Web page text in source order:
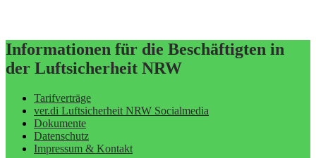
Informationen für die Beschäftigten in
der Luftsicherheit NRW
Tarifverträge
ver.di Luftsicherheit NRW Socialmedia
Dokumente
Datenschutz
Impressum & Kontakt